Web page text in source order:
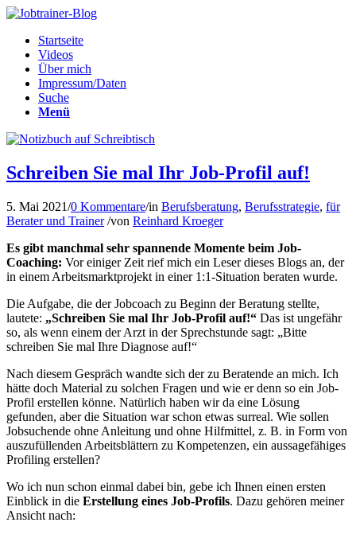
Startseite
Videos
Über mich
Impressum/Daten
Suche
Menü
Schreiben Sie mal Ihr Job-Profil auf!
5. Mai 2021/0 Kommentare/in Berufsberatung, Berufsstrategie, für
Berater und Trainer /von Reinhard Kroeger
Es gibt manchmal sehr spannende Momente beim Job-
Coaching: Vor einiger Zeit rief mich ein Leser dieses Blogs an, der
in einem Arbeitsmarktprojekt in einer 1:1-Situation beraten wurde.
Die Aufgabe, die der Jobcoach zu Beginn der Beratung stellte,
lautete: „Schreiben Sie mal Ihr Job-Profil auf!“ Das ist ungefähr
so, als wenn einem der Arzt in der Sprechstunde sagt: „Bitte
schreiben Sie mal Ihre Diagnose auf!“
Nach diesem Gespräch wandte sich der zu Beratende an mich. Ich
hätte doch Material zu solchen Fragen und wie er denn so ein Job-
Profil erstellen könne. Natürlich haben wir da eine Lösung
gefunden, aber die Situation war schon etwas surreal. Wie sollen
Jobsuchende ohne Anleitung und ohne Hilfmittel, z. B. in Form von
auszufüllenden Arbeitsblättern zu Kompetenzen, ein aussagefähiges
Profiling erstellen?
Wo ich nun schon einmal dabei bin, gebe ich Ihnen einen ersten
Einblick in die Erstellung eines Job-Profils. Dazu gehören meiner
Ansicht nach: